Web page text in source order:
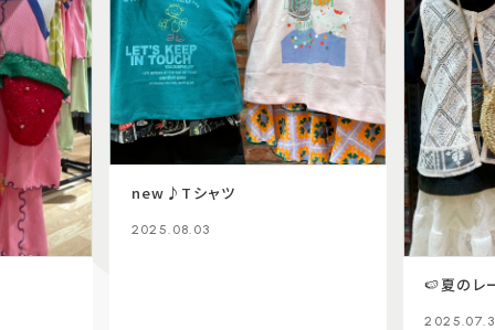
new♪Tシャツ
2025.08.03
🍉夏のレ